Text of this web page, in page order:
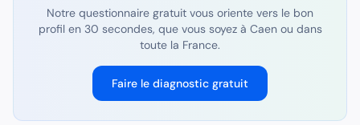
Notre questionnaire gratuit vous oriente vers le bon
profil en 30 secondes, que vous soyez à Caenou dans
toute la France.
Faire le diagnostic gratuit